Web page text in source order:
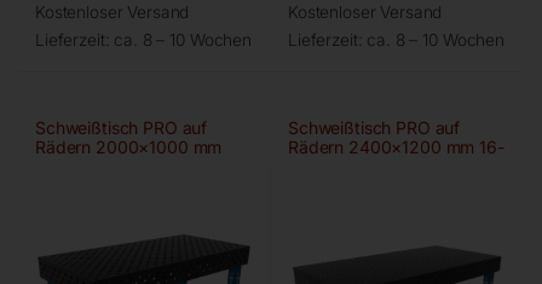
Kostenloser Versand
Lieferzeit: ca. 8 – 10 Wochen
Kostenloser Versand
Lieferzeit: ca. 8 – 10 Wochen
Schweißtisch PRO auf
Rädern 2000×1000 mm
Schweißtisch PRO auf
Rädern 2400×1200 mm 16-